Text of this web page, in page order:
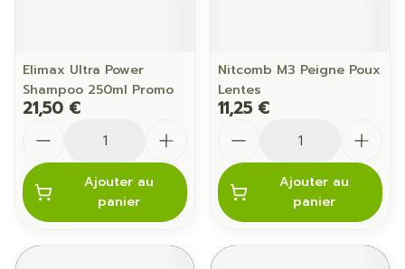
Elimax Ultra Power
Shampoo 250ml Promo
21,50 €
Ajouter au
panier
Nitcomb M3 Peigne Poux
Lentes
11,25 €
Ajouter au
panier